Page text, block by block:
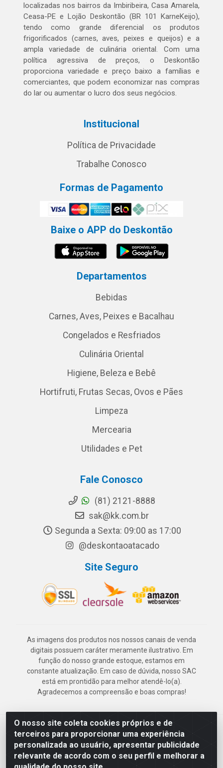
O nosso site coleta cookies próprios e de
terceiros para proporcionar uma experiência
personalizada ao usuário, apresentar publicidade
relevante de acordo com o seu perfil e melhorar a
localizadas nos bairros da Imbiribeira, Casa Amarela,
Ceasa-PE e Lojão Deskontão (BR 101 KarneKeijo),
tendo como grande diferencial os produtos
frigorificados (carnes, aves, peixes e queijos) e a
ampla variedade de culinária oriental. Com uma
política agressiva de preços, o Deskontão
proporciona variedade e preço baixo a famílias e
comerciantes, que podem economizar nas compras
do lar ou aumentar o lucro dos seus negócios.
Institucional
Política de Privacidade
Trabalhe Conosco
Formas de Pagamento
Baixe o APP do Deskontão
Departamentos
Bebidas
Carnes, Aves, Peixes e Bacalhau
Congelados e Resfriados
Culinária Oriental
Higiene, Beleza e Bebê
Hortifruti, Frutas Secas, Ovos e Pães
Limpeza
Mercearia
Utilidades e Pet
Fale Conosco
(81) 2121-8888
sak@kk.com.br
Segunda a Sexta: 09:00 as 17:00
@deskontaoatacado
Site Seguro
As imagens dos produtos nos nossos canais de venda
digitais possuem caráter meramente ilustrativo. Em
função do nosso grande estoque, estamos em
constante atualização. Em caso de dúvida, nosso SAC
está em prontidão para melhor atendê-lo(a).
Agradecemos a compreensão e boas compras!
Deskontão Atacado - Av. Marechal Mascarenhas de Morais, 2471 -
Imbiribeira - Recife/PE - CEP 51.150-001 - CNPJ 24.150.377/0003-
57